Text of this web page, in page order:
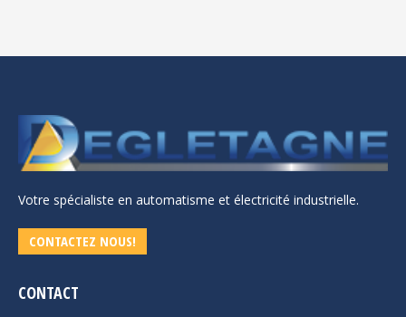
Votre spécialiste en automatisme et électricité industrielle.
CONTACTEZ NOUS!
CONTACT